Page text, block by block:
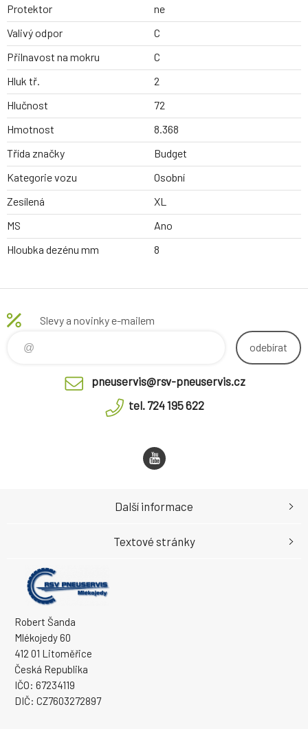
Protektor
ne
Valivý odpor
C
Přilnavost na mokru
C
Hluk tř.
2
Hlučnost
72
Hmotnost
8.368
Třída značky
Budget
Kategorie vozu
Osobní
Zesílená
XL
MS
Ano
Hloubka dezénu mm
8
Slevy a novinky e-mailem
odebírat
pneuservis@rsv-pneuservis.cz
tel. 724 195 622
Robert Šanda
Mlékojedy 60
412 01 Litoměřice
Česká Republika
IČO: 67234119
DIČ: CZ7603272897
Další informace
Textové stránky